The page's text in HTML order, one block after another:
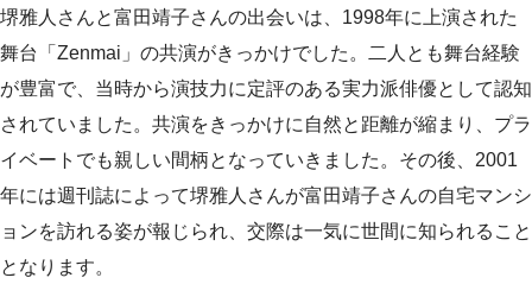
堺雅人さんと富田靖子さんの出会いは、1998年に上演された
舞台「Zenmai」の共演がきっかけでした。二人とも舞台経験
が豊富で、当時から演技力に定評のある実力派俳優として認知
されていました。共演をきっかけに自然と距離が縮まり、プラ
イベートでも親しい間柄となっていきました。その後、2001
年には週刊誌によって堺雅人さんが富田靖子さんの自宅マンシ
ョンを訪れる姿が報じられ、交際は一気に世間に知られること
となります。